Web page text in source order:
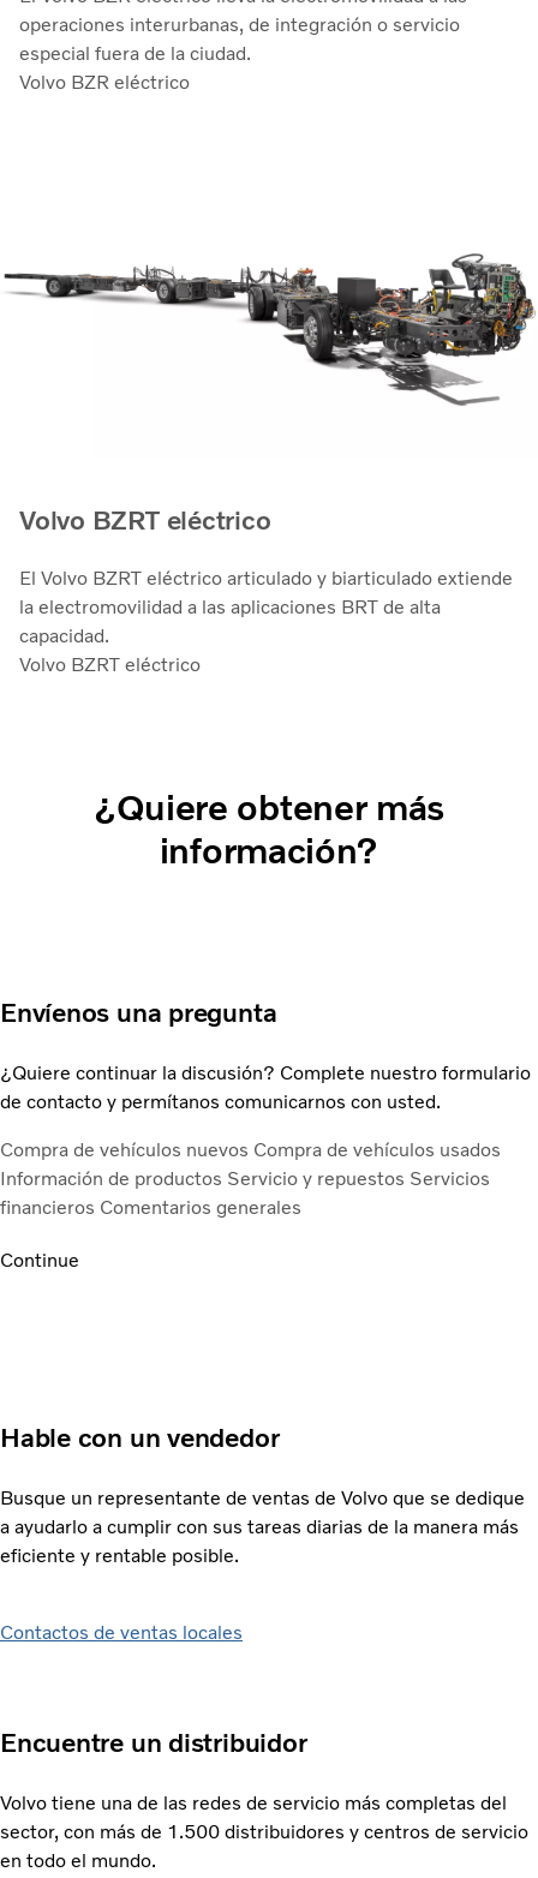
operaciones interurbanas, de integración o servicio
especial fuera de la ciudad.
Volvo BZR eléctrico
Volvo BZRT eléctrico
El Volvo BZRT eléctrico articulado y biarticulado extiende
la electromovilidad a las aplicaciones BRT de alta
capacidad.
Volvo BZRT eléctrico
¿Quiere obtener más
información?
Envíenos una pregunta
¿Quiere continuar la discusión? Complete nuestro formulario
de contacto y permítanos comunicarnos con usted.
Compra de vehículos nuevos Compra de vehículos usados
Información de productos Servicio y repuestos Servicios
financieros Comentarios generales
Continue
Hable con un vendedor
Busque un representante de ventas de Volvo que se dedique
a ayudarlo a cumplir con sus tareas diarias de la manera más
eficiente y rentable posible.
Contactos de ventas locales
Encuentre un distribuidor
Volvo tiene una de las redes de servicio más completas del
sector, con más de 1.500 distribuidores y centros de servicio
en todo el mundo.